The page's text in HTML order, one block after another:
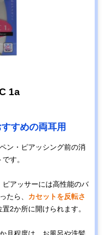
1a
すめの両耳用
ン・ピアッシング前の消
す。
アッサーには高性能のバ
たら、 カセットを反転さ
2か所に開けられます。